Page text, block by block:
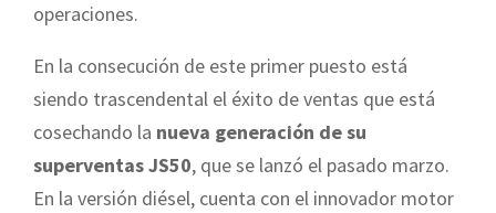
operaciones.
En la consecución de este primer puesto está
siendo trascendental el éxito de ventas que está
cosechando la nueva generación de su
superventas JS50, que se lanzó el pasado marzo.
En la versión diésel, cuenta con el innovador motor